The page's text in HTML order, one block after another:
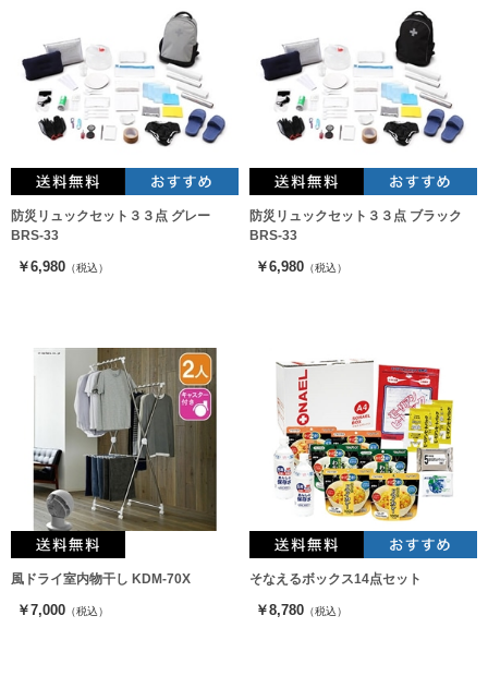
防災リュックセット３３点 グレー
BRS-33
￥6,980 （税込）
防災リュックセット３３点 ブラック
BRS-33
￥6,980 （税込）
風ドライ室内物干し KDM-70X
￥7,000 （税込）
そなえるボックス14点セット
￥8,780 （税込）